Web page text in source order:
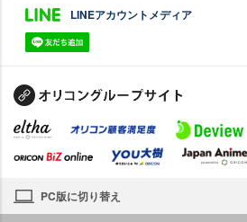
LINEアカウントメディア
PC版に切り替え